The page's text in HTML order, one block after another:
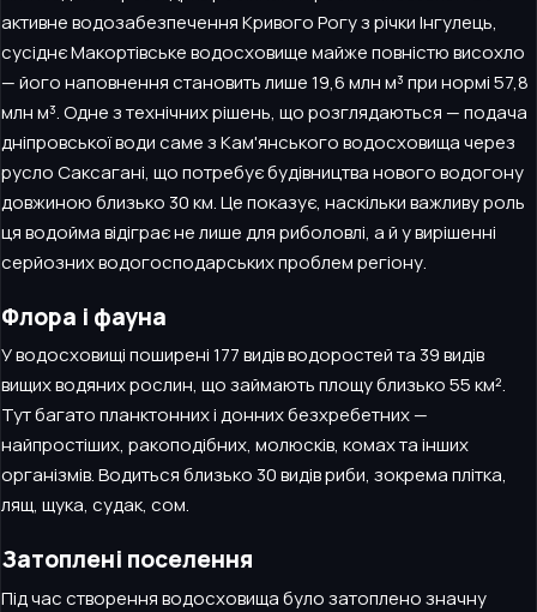
активне водозабезпечення Кривого Рогу з річки Інгулець,
сусіднє Макортівське водосховище майже повністю висохло
— його наповнення становить лише 19,6 млн м³ при нормі 57,8
млн м³. Одне з технічних рішень, що розглядаються — подача
дніпровської води саме з Кам'янського водосховища через
русло Саксагані, що потребує будівництва нового водогону
довжиною близько 30 км. Це показує, наскільки важливу роль
ця водойма відіграє не лише для риболовлі, а й у вирішенні
серйозних водогосподарських проблем регіону.
Флора і фауна
У водосховищі поширені 177 видів водоростей та 39 видів
вищих водяних рослин, що займають площу близько 55 км².
Тут багато планктонних і донних безхребетних —
найпростіших, ракоподібних, молюсків, комах та інших
організмів. Водиться близько 30 видів риби, зокрема плітка,
лящ, щука, судак, сом.
Затоплені поселення
Під час створення водосховища було затоплено значну